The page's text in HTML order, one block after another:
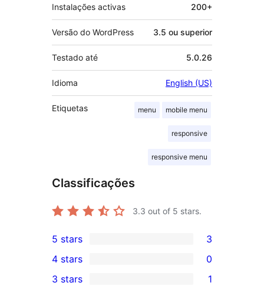
Instalações activas 200+
Versão do WordPress 3.5 ou superior
Testado até 5.0.26
Idioma English (US)
Etiquetas menu mobile menu
responsive
responsive menu
Classificações
3.3 out of 5 stars.
3
5-
star
5 stars 3
4 stars 0
3 stars 1